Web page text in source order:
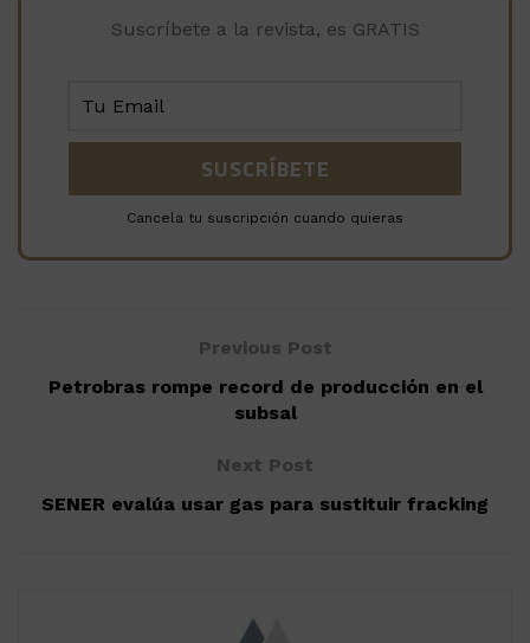
Suscríbete a la revista, es GRATIS
Cancela tu suscripción cuando quieras
Previous Post
Petrobras rompe record de producción en el
subsal
Next Post
SENER evalúa usar gas para sustituir fracking